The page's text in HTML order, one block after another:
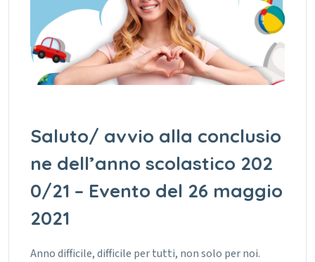
Saluto/ avvio alla conclusio
ne dell’anno scolastico 202
0/21 – Evento del 26 maggio
2021
Anno difficile, difficile per tutti, non solo per noi.